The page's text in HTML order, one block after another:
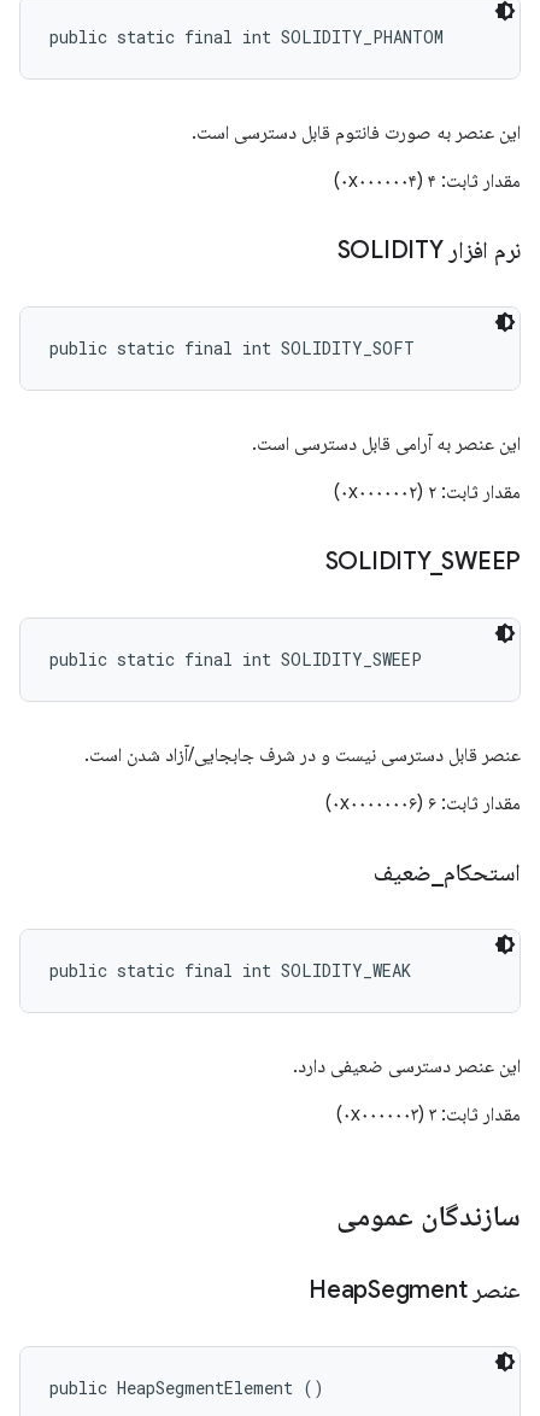
public static final int SOLIDITY_PHANTOM
این عنصر به صورت فانتوم قابل دسترسی است.
مقدار ثابت: ۴ (۰x۰۰۰۰۰۰۴)
نرم افزار SOLIDITY
public static final int SOLIDITY_SOFT
این عنصر به آرامی قابل دسترسی است.
مقدار ثابت: ۲ (۰x۰۰۰۰۰۰۲)
SOLIDITY_SWEEP
public static final int SOLIDITY_SWEEP
عنصر قابل دسترسی نیست و در شرف جابجایی/آزاد شدن است.
مقدار ثابت: ۶ (۰x۰۰۰۰۰۰۰۶)
استحکام ضعیف
public static final int SOLIDITY_WEAK
این عنصر دسترسی ضعیفی دارد.
مقدار ثابت: ۳ (۰x۰۰۰۰۰۰۳)
سازندگان عمومی
عنصر HeapSegment
public HeapSegmentElement ()